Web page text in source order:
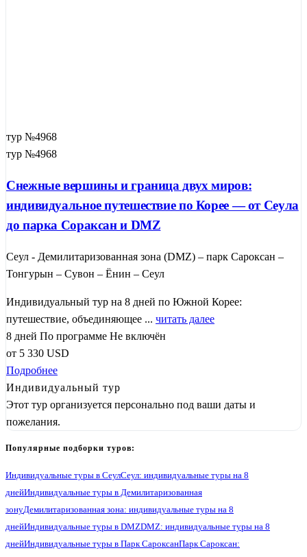
тур №4968
тур №4968
Снежные вершины и граница двух миров:
индивидуальное путешествие по Корее — от Сеула
до парка Сораксан и DMZ
Сеул - Демилитаризованная зона (DMZ) – парк Сароксан –
Тонгурын – Сувон – Ёнин – Сеул
Индивидуальный тур на 8 дней по Южной Корее:
путешествие, объединяющее ... читать далее
8 дней По программе Не включён
от 5 330 USD
Подробнее
Индивидуальный тур
Этот тур организуется персонально под ваши даты и
пожелания.
Популярные подборки туров:
Индивидуальные туры в СеулСеул: индивидуальные туры на 8
днейИндивидуальные туры в Демилитаризованная
зонуДемилитаризованная зона: индивидуальные туры на 8
днейИндивидуальные туры в DMZDMZ: индивидуальные туры на 8
днейИндивидуальные туры в Парк СароксанПарк Сароксан: